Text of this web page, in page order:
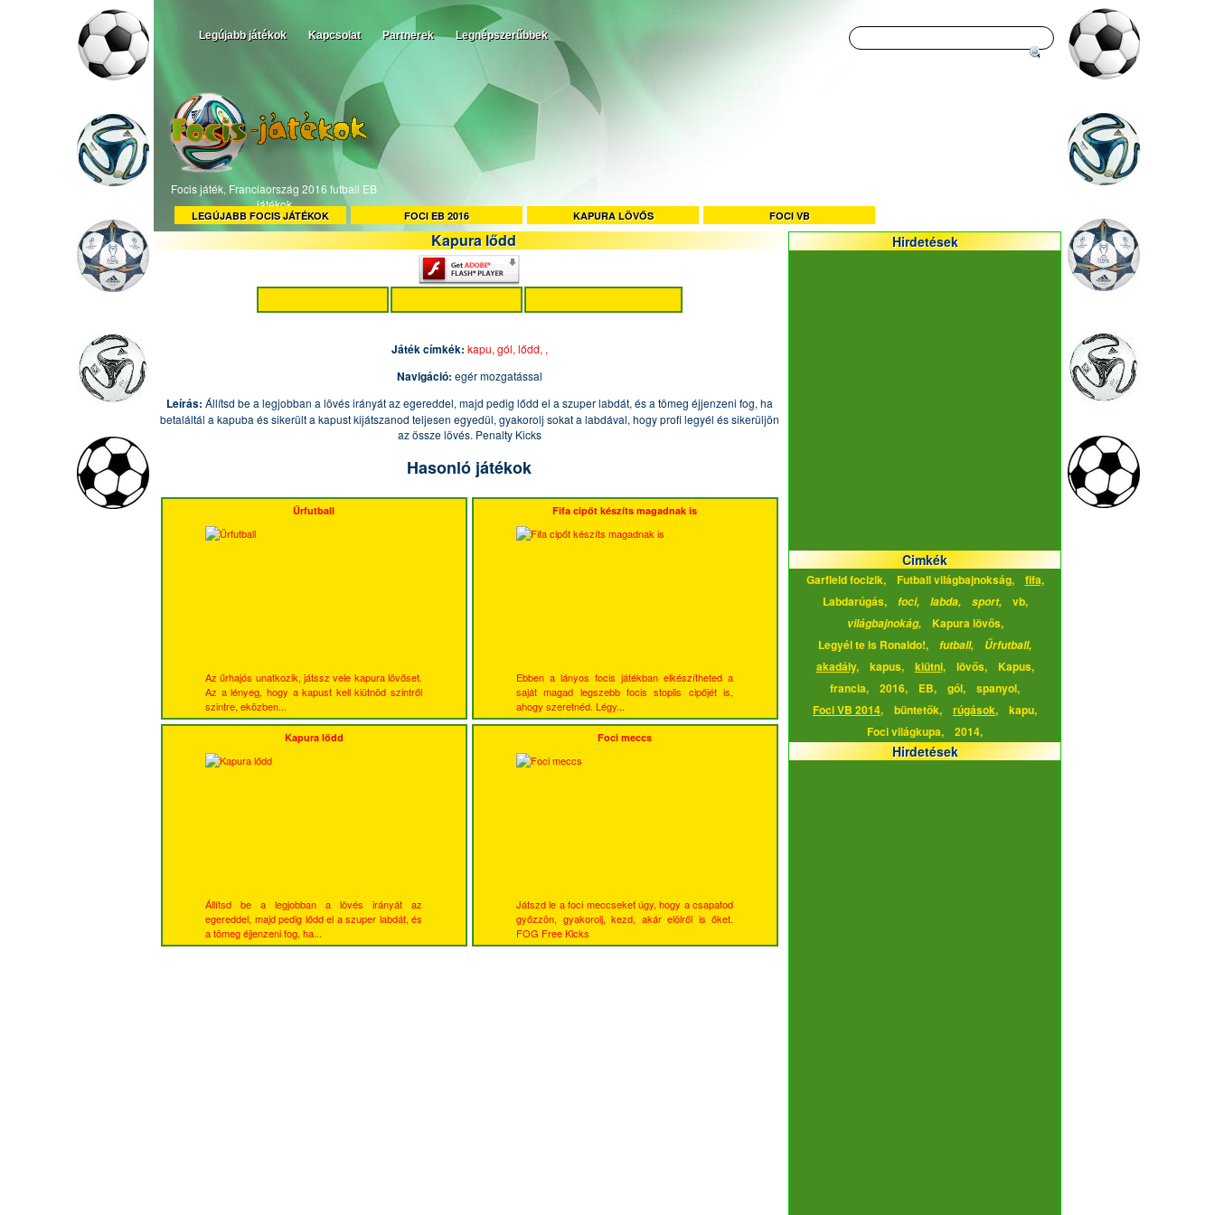
Legújabb játékok Kapcsolat Partnerek Legnépszerűbbek
Focis játék, Franciaország 2016 futball EB
játékok
LEGÚJABB FOCIS JÁTÉKOK FOCI EB 2016 KAPURA LÖVŐS FOCI VB
Kapura lődd
Játék címkék: kapu, gól, lődd, ,
Navigáció: egér mozgatással
Leírás: Állítsd be a legjobban a lövés irányát az egereddel, majd pedig lődd el a szuper labdát, és a tömeg éjjenzeni fog, ha
betaláltál a kapuba és sikerült a kapust kijátszanod teljesen egyedül, gyakorolj sokat a labdával, hogy profi legyél és sikerüljön
az össze lövés. Penalty Kicks
Hasonló játékok
Űrfutball
Az űrhajós unatkozik, játssz vele kapura lövőset.
Az a lényeg, hogy a kapust kell kiütnöd szintről
szintre, eközben...
Fifa cipőt készíts magadnak is
Ebben a lányos focis játékban elkészítheted a
saját magad legszebb focis stoplis cipőjét is,
ahogy szeretnéd. Légy...
Kapura lődd
Állítsd be a legjobban a lövés irányát az
egereddel, majd pedig lődd el a szuper labdát, és
a tömeg éjjenzeni fog, ha...
Foci meccs
Játszd le a foci meccseket úgy, hogy a csapatod
győzzön, gyakorolj, kezd, akár elölről is őket.
FOG Free Kicks
Hirdetések
Cimkék
Garfield focizik, Futball világbajnokság,
fifa,
Labdarúgás,
foci, labda, sport, vb,
világbajnokág,
Kapura lövős,
Legyél te is Ronaldo!,
futball, Űrfutball,
akadály, kapus, kiütni, lövős,
Kapus,
francia,
2016, EB, gól,
spanyol,
Foci VB 2014,
büntetők, rúgások,
kapu,
Foci világkupa,
2014,
Hirdetések